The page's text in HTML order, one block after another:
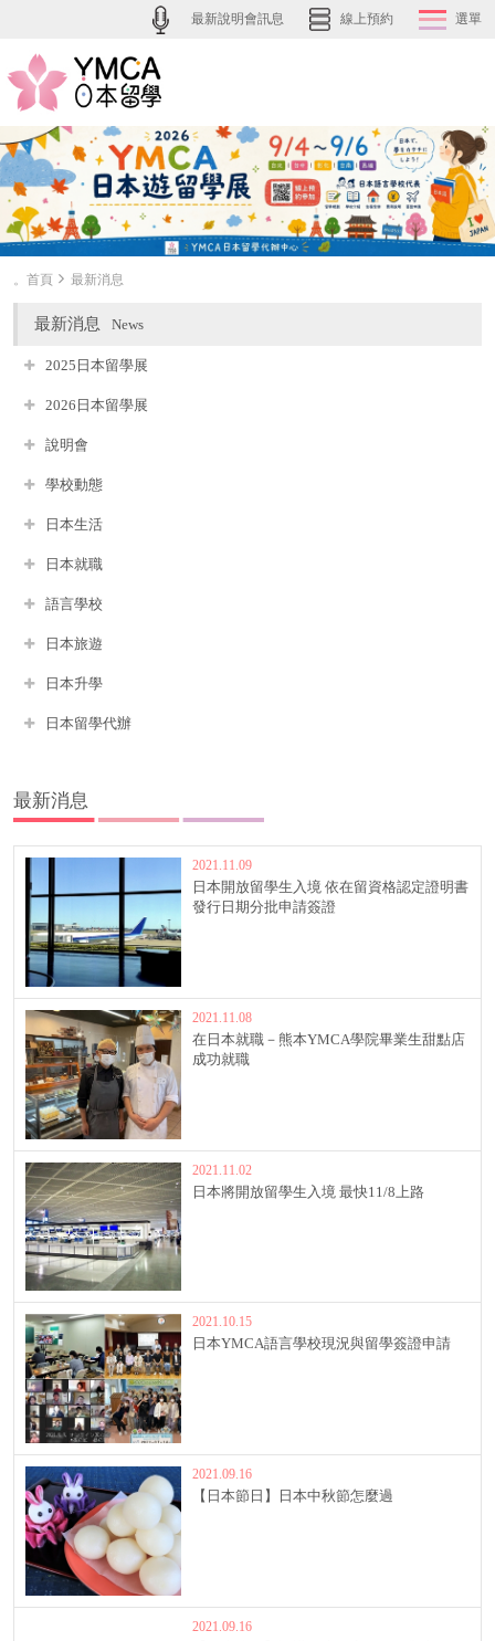
最新說明會訊息 線上預約 選單
。首頁 最新消息
最新消息 News
2025日本留學展
2026日本留學展
說明會
學校動態
日本生活
日本就職
語言學校
日本旅遊
日本升學
日本留學代辦
最新消息
2021.11.09
日本開放留學生入境 依在留資格認定證明書
發行日期分批申請簽證
2021.11.08
在日本就職－熊本YMCA學院畢業生甜點店
成功就職
2021.11.02
日本將開放留學生入境 最快11/8上路
2021.10.15
日本YMCA語言學校現況與留學簽證申請
2021.09.16
【日本節日】日本中秋節怎麼過
2021.09.16